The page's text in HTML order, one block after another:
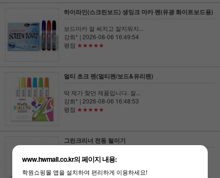
하이라인(스크린보드) 생잉크 마카 펜(유광 화이트보드용)
보드마카 잘 써지고 잘지워지...
강희* | 2026-08-06 16:49:54
평점 ★★★★★
멀티 초크 펜(멀티펜/보드&유리펜)
딱 제가 찾던 제품입니다. 잘...
강희* | 2026-08-06 16:48:53
평점 ★★★★★
그린크리너 전동 털이기
배송도 빠르고 좋아요. 사용도...
| 2026-08-06 16:48:15
평점★★★★★
www.hwmall.co.kr의 페이지 내용:
학원쇼핑몰 앱을 설치하여 편리하게 이용하세요!